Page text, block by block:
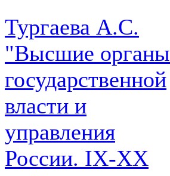
Тургаева А.С.
"Высшие органы
государственной
власти и
управления
России. IХ-ХХ